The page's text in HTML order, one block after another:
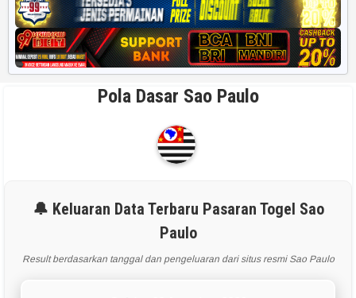
Pola Dasar Sao Paulo
🔔 Keluaran Data Terbaru Pasaran Togel Sao
Paulo
Result berdasarkan tanggal dan pengeluaran dari situs resmi Sao Paulo